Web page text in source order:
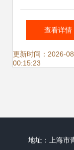
运 双清包税
关，专线货
查看详情
更新时间：2026-
00:15:23
地址：上海市